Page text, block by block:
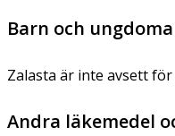
Barn och
Zalasta är inte avsett
Andra läkemedel